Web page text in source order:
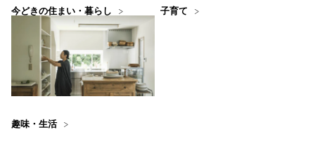
今どきの住まい・暮らし 子育て
趣味・生活